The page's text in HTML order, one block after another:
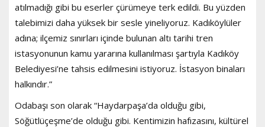
atılmadığı gibi bu eserler çürümeye terk edildi. Bu yüzden
talebimizi daha yüksek bir sesle yineliyoruz. Kadıköylüler
adına; ilçemiz sınırları içinde bulunan altı tarihi tren
istasyonunun kamu yararına kullanılması şartıyla Kadıköy
Belediyesi’ne tahsis edilmesini istiyoruz. İstasyon binaları
halkındır.”
Odabaşı son olarak “Haydarpaşa’da olduğu gibi,
Söğütlüçeşme’de olduğu gibi. Kentimizin hafızasını, kültürel